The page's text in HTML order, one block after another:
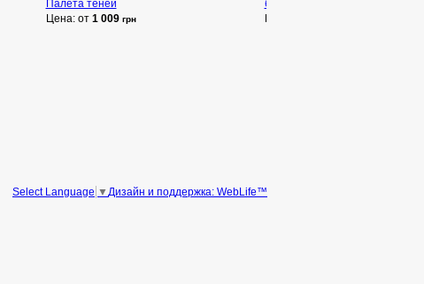
Палета теней
Цена: от 1 009 грн
бровей
Цена: от
Дизайн и поддержка: WebLife™
Select Language ▼